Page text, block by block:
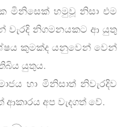
මිනිසෙක් හමුවූ නිසා එම
වැරදි නිගමනයකට ආ යුතු
කුමක්ද යනුවෙන් වෙන්
යුතුය.
හා මිනිසාත් නිවැරදිව
ආකාරය අප වැදගත් වේ.